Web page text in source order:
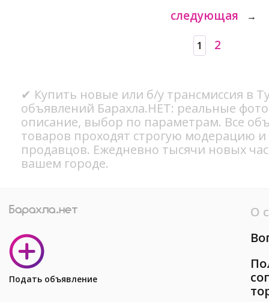
следующая →
1 2
✔ Купить новые или б/у трансмиссия в
объявлений Барахла.НЕТ: реальные
описание, выбор по параметрам. Все
товаров проходят строгую модерацию
продавцов. Ежедневно тысячи новых
вашем городе.
Подать объявление
О